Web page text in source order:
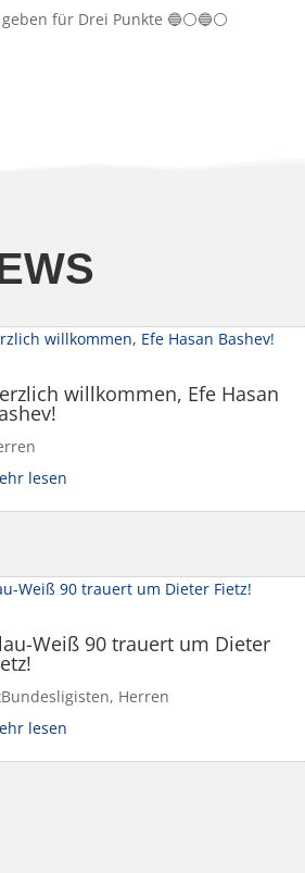
für Drei Punkte 🔵⚪️🔵⚪️
willkommen, Efe Hasan
lesen
Weiß 90 trauert um Dieter
, Herren
lesen